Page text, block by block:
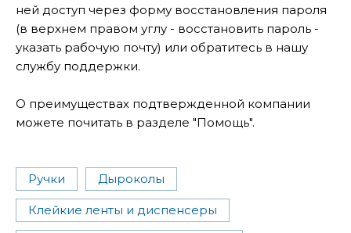
ней доступ через форму восстановления пароля
(в верхнем правом углу - восстановить пароль -
указать рабочую почту) или обратитесь в нашу
службу поддержки.
О преимуществах подтвержденной компании
можете почитать в разделе "Помощь".
Ручки Дыроколы
Клейкие ленты и диспенсеры